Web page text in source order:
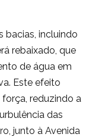
bacias, incluindo
rebaixado, que
de água em
Este efeito
força, reduzindo a
das
junto à Avenida